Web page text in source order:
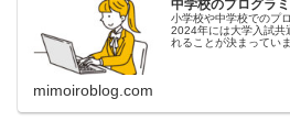
中学校のプログラ
小学校や中学校でのプ
2024年には大学入試共
れることが決まってい
mimoiroblog.com